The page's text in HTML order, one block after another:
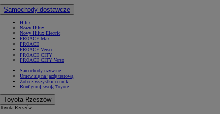
Samochody dostawcze
Hilux
Nowy Hilux
Nowy Hilux Electric
PROACE Max
PROACE
PROACE Verso
PROACE CITY
PROACE CITY Verso
Samochody używane
Umów się na jazdę testową
Zobacz wszystkie cenniki
Konfiguruj swoją Toyotę
Toyota Rzeszów
Toyota Rzeszów